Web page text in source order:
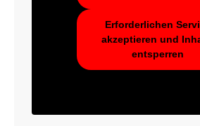
Erforderlichen
akzeptieren und
entsperren